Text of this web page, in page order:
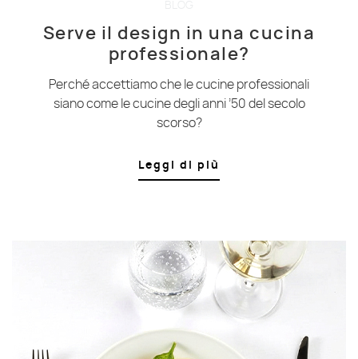
Serve il design in una cucina
professionale?
Perché accettiamo che le cucine professionali
siano come le cucine degli anni ’50 del secolo
scorso?
Leggi di più